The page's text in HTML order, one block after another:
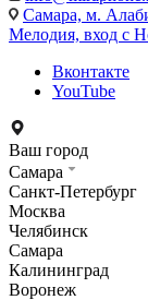
Самара, м.
Мелодия, вход с
Вконтакте
YouTube
Ваш город
Самара
Санкт-Петербург
Москва
Челябинск
Самара
Калининград
Воронеж